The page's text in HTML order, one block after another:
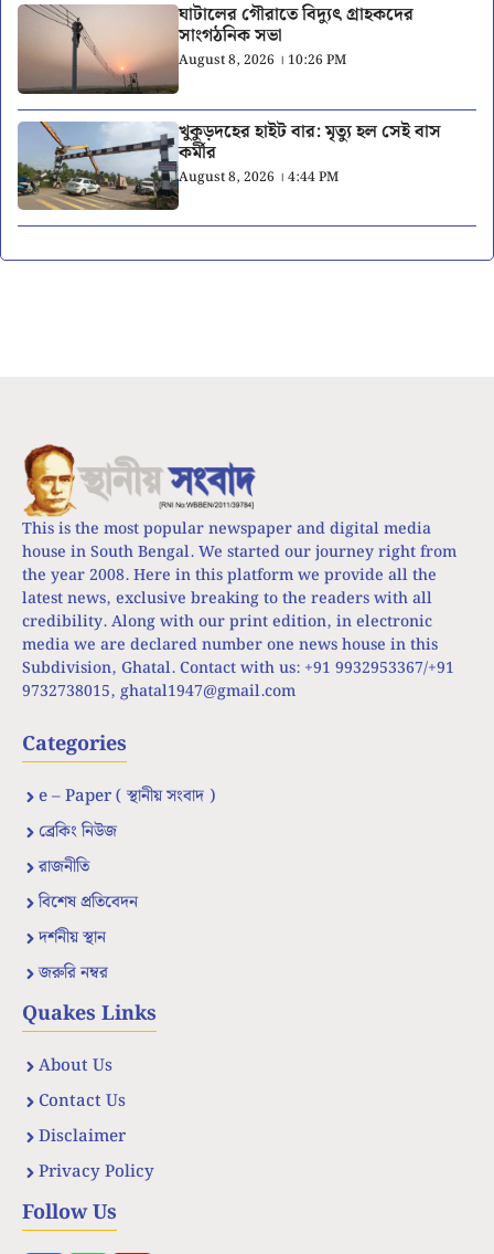
ঘাটালের গৌরাতে বিদ্যুৎ গ্রাহকদের
সাংগঠনিক সভা
August 8, 2026 । 10:26 PM
খুকুড়দহের হাইট বার: মৃত্যু হল সেই বাস
কর্মীর
August 8, 2026 । 4:44 PM
This is the most popular newspaper and digital media
house in South Bengal. We started our journey right from
the year 2008. Here in this platform we provide all the
latest news, exclusive breaking to the readers with all
credibility. Along with our print edition, in electronic
media we are declared number one news house in this
Subdivision, Ghatal. Contact with us: +91 9932953367/+91
9732738015, ghatal1947@gmail.com
Categories
e – Paper ( স্থানীয় সংবাদ )
ব্রেকিং নিউজ
রাজনীতি
বিশেষ প্রতিবেদন
দর্শনীয় স্থান
জরুরি নম্বর
Quakes Links
About Us
Contact Us
Disclaimer
Privacy Policy
Follow Us